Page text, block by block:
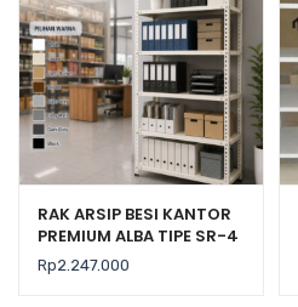
RAK ARSIP BESI KANTOR
PREMIUM ALBA TIPE SR-4
SUSUN 5, UKURAN
95×43,5×185 CM
Rp2.247.000